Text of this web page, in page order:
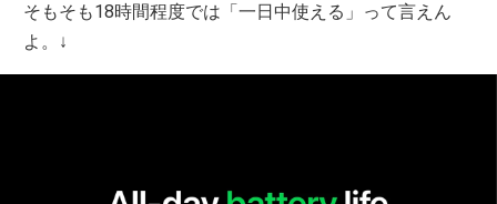
そもそも18時間程度では「一日中使える」って言えん
よ。↓